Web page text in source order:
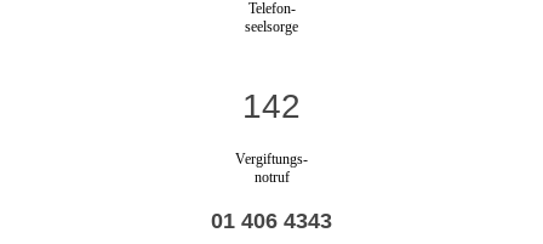
Telefon-
seelsorge
142
Vergiftungs-
notruf
01 406 4343